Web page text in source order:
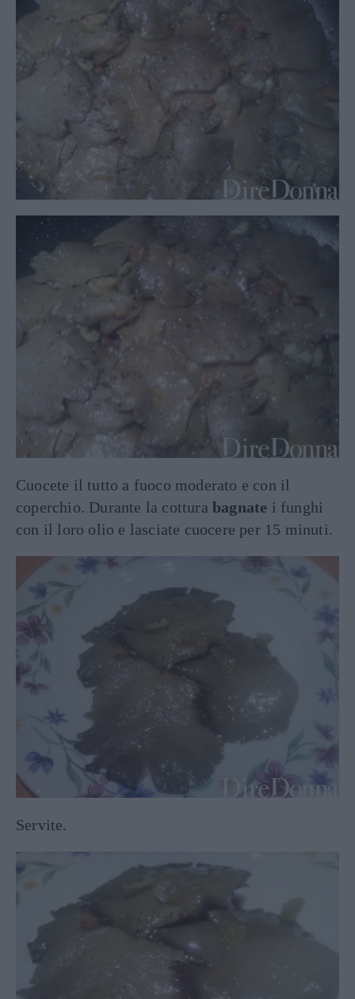
Cuocete il tutto a fuoco moderato e con il
coperchio. Durante la cottura bagnate i funghi
con il loro olio e lasciate cuocere per 15 minuti.
Servite.